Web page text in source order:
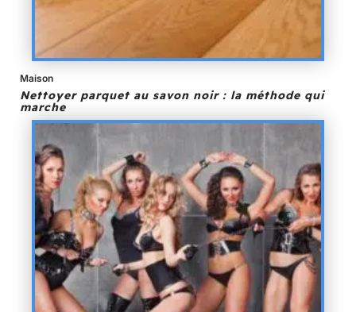
Maison
Nettoyer parquet au savon noir : la méthode qui
marche